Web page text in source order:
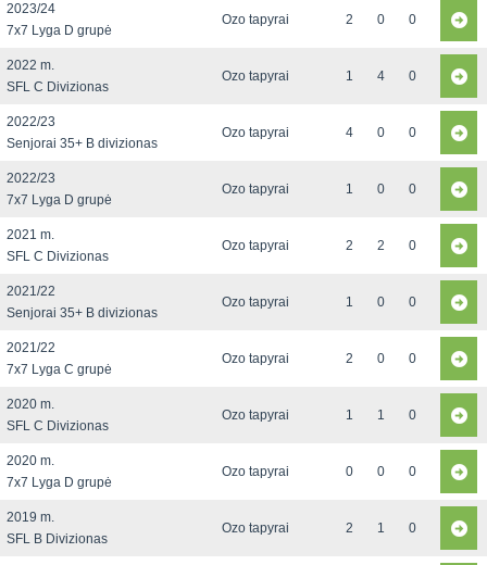
2023/24
7x7 Lyga D grupė
Ozo tapyrai 2 0 0
2022 m.
SFL C Divizionas
Ozo tapyrai 1 4 0
2022/23
Senjorai 35+ B divizionas
Ozo tapyrai 4 0 0
2022/23
7x7 Lyga D grupė
Ozo tapyrai 1 0 0
2021 m.
SFL C Divizionas
Ozo tapyrai 2 2 0
2021/22
Senjorai 35+ B divizionas
Ozo tapyrai 1 0 0
2021/22
7x7 Lyga C grupė
Ozo tapyrai 2 0 0
2020 m.
SFL C Divizionas
Ozo tapyrai 1 1 0
2020 m.
7x7 Lyga D grupė
Ozo tapyrai 0 0 0
2019 m.
SFL B Divizionas
Ozo tapyrai 2 1 0